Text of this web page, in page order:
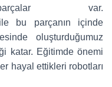
var.
bu parçanın içinde
oluşturduğumuz
katar. Eğitimde önemi
hayal ettikleri robotları